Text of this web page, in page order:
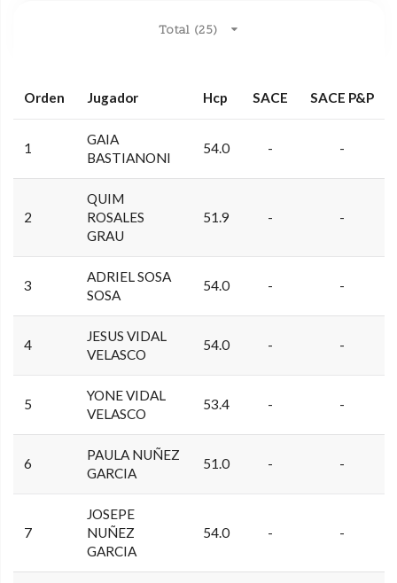
Total (25)
Orden Jugador Hcp SACE SACE P&P
1
GAIA
BASTIANONI
54.0 - -
2
QUIM
ROSALES
GRAU
51.9 - -
3
ADRIEL SOSA
SOSA
54.0 - -
4
JESUS VIDAL
VELASCO
54.0 - -
5
YONE VIDAL
VELASCO
53.4 - -
6
PAULA NUÑEZ
GARCIA
51.0 - -
7
JOSEPE
NUÑEZ
GARCIA
54.0 - -